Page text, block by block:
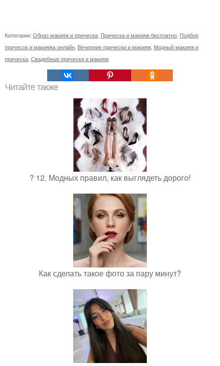
Категории: Образ макияж и прическа Прическа и макияж бесплатно Подбор
причесок и макияжа онлайн Вечерние прически и макияж Модный макияж и
прическа Свадебные прически и макияж
Читайте также
? 12. Модных правил, как выглядеть дорого!
Как сделать такое фото за пару минут?